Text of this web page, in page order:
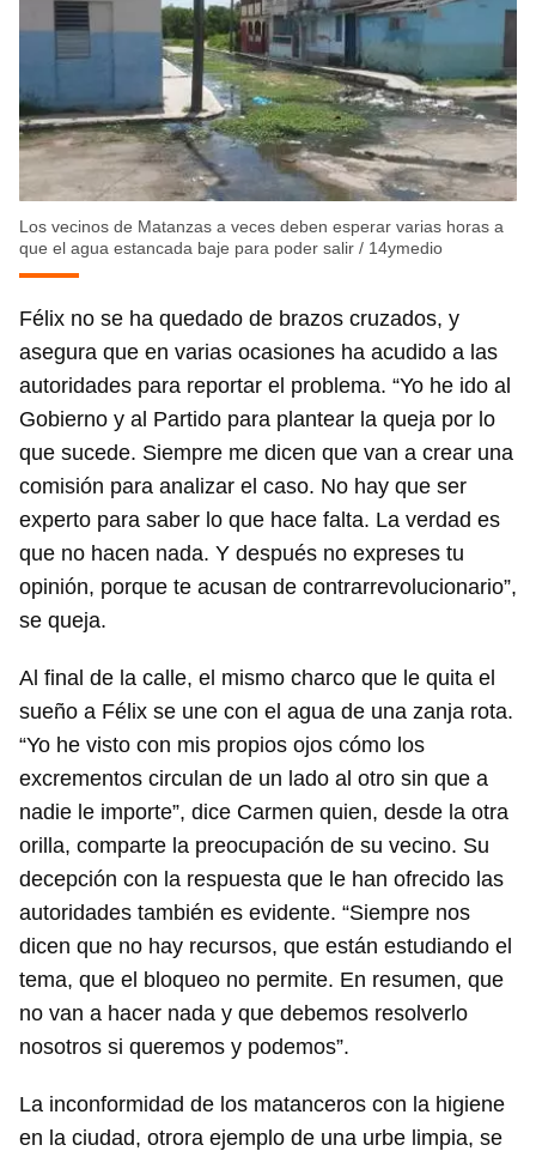
Guardar como favorito
Para poder guardar como favorito, primero has de
iniciar sesión con tu cuenta de 14ymedio.
INICIAR SESIÓN CANCELAR
Los vecinos de Matanzas a veces deben esperar varias horas a
que el agua estancada baje para poder salir / 14ymedio
Félix no se ha quedado de brazos cruzados, y
asegura que en varias ocasiones ha acudido a las
autoridades para reportar el problema. “Yo he ido al
Gobierno y al Partido para plantear la queja por lo
que sucede. Siempre me dicen que van a crear una
comisión para analizar el caso. No hay que ser
experto para saber lo que hace falta. La verdad es
que no hacen nada. Y después no expreses tu
opinión, porque te acusan de contrarrevolucionario”,
se queja.
Al final de la calle, el mismo charco que le quita el
sueño a Félix se une con el agua de una zanja rota.
“Yo he visto con mis propios ojos cómo los
excrementos circulan de un lado al otro sin que a
nadie le importe”, dice Carmen quien, desde la otra
orilla, comparte la preocupación de su vecino. Su
decepción con la respuesta que le han ofrecido las
autoridades también es evidente. “Siempre nos
dicen que no hay recursos, que están estudiando el
tema, que el bloqueo no permite. En resumen, que
no van a hacer nada y que debemos resolverlo
nosotros si queremos y podemos”.
La inconformidad de los matanceros con la higiene
en la ciudad, otrora ejemplo de una urbe limpia, se